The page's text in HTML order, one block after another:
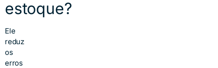
estoque?
Ele
reduz
os
erros